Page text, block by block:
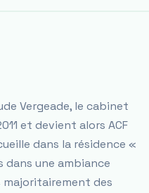
Vergeade, le cabinet
et devient alors ACF
dans la résidence «
dans une ambiance
des